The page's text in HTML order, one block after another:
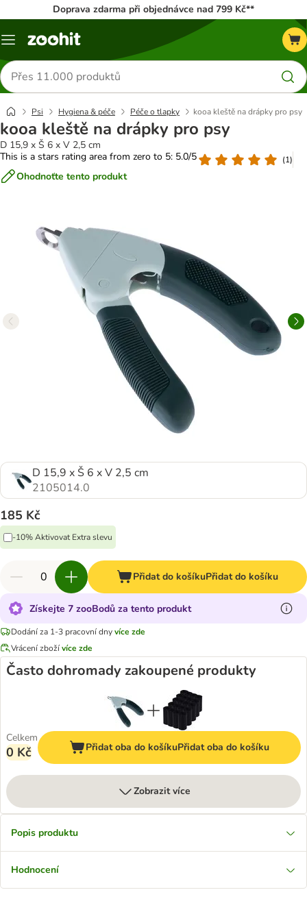
Doprava zdarma při objednávce nad 799 Kč**
Menu
Hledat
produkty
Psi Hygiena & péče Péče o tlapky kooa kleště na drápky pro psy
kooa kleště na drápky pro psy
D 15,9 x Š 6 x V 2,5 cm
This is a stars rating area from zero to 5: 5.0/5
(1)
Ohodnoťte tento produkt
D 15,9 x Š 6 x V 2,5 cm
2105014.0
185 Kč
-10% Aktivovat Extra slevu
Přidat do košíkuPřidat do košíku
Získejte 7 zooBodů za tento produkt
Dodání za 1-3 pracovní dnyvíce zde
Vrácení zbožívíce zde
Často dohromady zakoupené produkty
Celkem
0 Kč Přidat oba do košíkuPřidat oba do košíku
Zobrazit více
Popis produktu
Hodnocení